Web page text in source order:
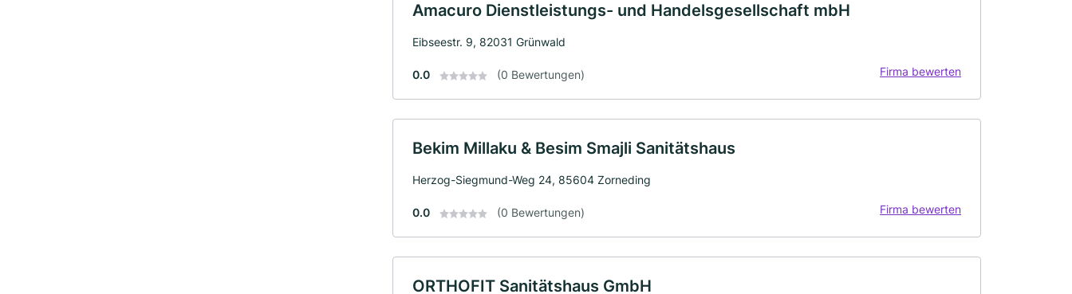
Amacuro Dienstleistungs- und Handelsgesellschaft mbH
Eibseestr. 9, 82031 Grünwald
0.0 (0 Bewertungen) Firma bewerten
Bekim Millaku & Besim Smajli Sanitätshaus
Herzog-Siegmund-Weg 24, 85604 Zorneding
0.0 (0 Bewertungen) Firma bewerten
ORTHOFIT Sanitätshaus GmbH